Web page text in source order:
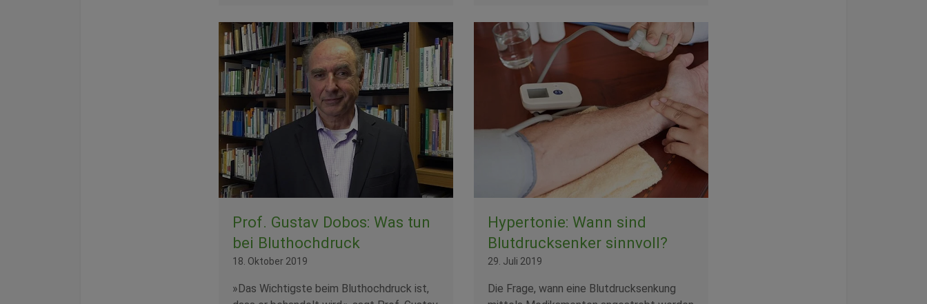
Prof. Gustav Dobos: Was tun
bei Bluthochdruck
18. Oktober 2019
»Das Wichtigste beim Bluthochdruck ist,
Hypertonie: Wann sind
Blutdrucksenker sinnvoll?
29. Juli 2019
Die Frage, wann eine Blutdrucksenkung